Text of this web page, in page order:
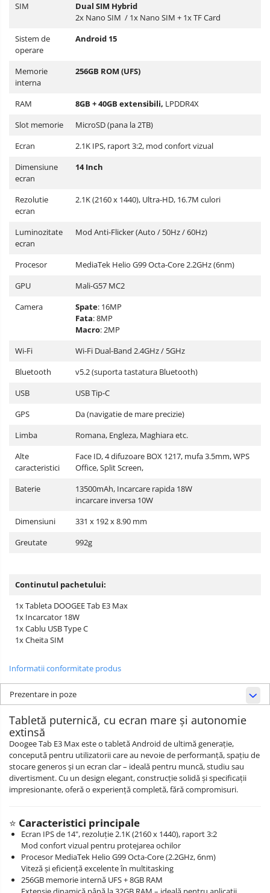
SIM
Dual SIM Hybrid
2x Nano SIM / 1x Nano SIM + 1x TF Card
Sistem de
operare
Android 15
Memorie
interna
256GB ROM (UFS)
RAM 8GB + 40GB extensibili, LPDDR4X
Slot memorie
MicroSD (pana la 2TB)
Ecran
2.1K IPS, raport 3:2, mod confort vizual
Dimensiune
ecran
14 Inch
Rezolutie
ecran
2.1K (2160 x 1440), Ultra-HD, 16.7M culori
Luminozitate
ecran
Mod Anti-Flicker (Auto / 50Hz / 60Hz)
Procesor
MediaTek Helio G99 Octa-Core 2.2GHz (6nm)
GPU
Mali-G57 MC2
Camera
Spate: 16MP
Fata: 8MP
Macro: 2MP
Wi-Fi
Wi-Fi Dual-Band 2.4GHz / 5GHz
Bluetooth
v5.2 (suporta tastatura Bluetooth)
USB
USB Tip-C
GPS
Da (navigatie de mare precizie)
Limba
Romana, Engleza, Maghiara etc.
Alte
caracteristici
Face ID, 4 difuzoare BOX 1217, mufa 3.5mm, WPS
Office, Split Screen,
Baterie
13500mAh, Incarcare rapida 18W
incarcare inversa 10W
Dimensiuni
331 x 192 x 8.90 mm
Greutate
992g
Continutul pachetului:
1x Tableta DOOGEE Tab E3 Max
1x Incarcator 18W
1x Cablu USB Type C
1x Cheita SIM
Informatii conformitate produs
Prezentare in poze
Tabletă puternică, cu ecran mare și autonomie
extinsă
Doogee Tab E3 Max este o tabletă Android de ultimă generație,
concepută pentru utilizatorii care au nevoie de performanță, spațiu de
stocare generos și un ecran clar – ideală pentru muncă, studiu sau
divertisment. Cu un design elegant, construcție solidă și specificații
impresionante, oferă o experiență completă, fără compromisuri.
⭐ Caracteristici principale
Ecran IPS de 14", rezoluție 2.1K (2160 x 1440), raport 3:2
Mod confort vizual pentru protejarea ochilor
Procesor MediaTek Helio G99 Octa-Core (2.2GHz, 6nm)
Viteză și eficiență excelente în multitasking
256GB memorie internă UFS + 8GB RAM